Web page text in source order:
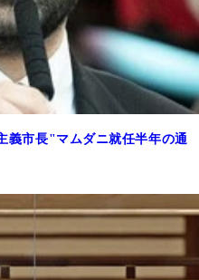
義市長"マムダニ就任半年の通